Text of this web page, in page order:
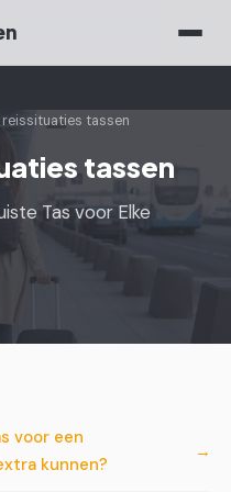
reissituaties tassen
tassen
Tas voor Elke
voor een
kunnen?